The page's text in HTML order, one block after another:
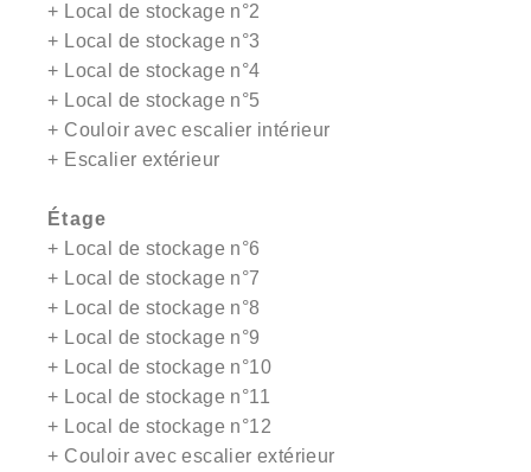
+ Local de stockage n°2
+ Local de stockage n°3
+ Local de stockage n°4
+ Local de stockage n°5
+ Couloir avec escalier intérieur
+ Escalier extérieur
Étage
+ Local de stockage n°6
+ Local de stockage n°7
+ Local de stockage n°8
+ Local de stockage n°9
+ Local de stockage n°10
+ Local de stockage n°11
+ Local de stockage n°12
+ Couloir avec escalier extérieur